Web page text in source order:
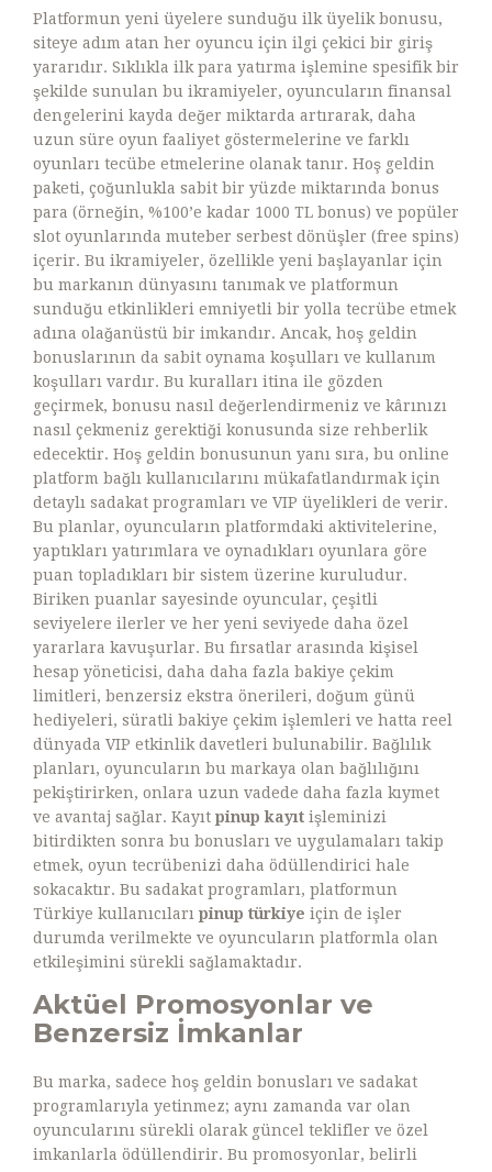
Platformun yeni üyelere sunduğu ilk üyelik bonusu,
siteye adım atan her oyuncu için ilgi çekici bir giriş
yararıdır. Sıklıkla ilk para yatırma işlemine spesifik bir
şekilde sunulan bu ikramiyeler, oyuncuların finansal
dengelerini kayda değer miktarda artırarak, daha
uzun süre oyun faaliyet göstermelerine ve farklı
oyunları tecübe etmelerine olanak tanır. Hoş geldin
paketi, çoğunlukla sabit bir yüzde miktarında bonus
para (örneğin, %100’e kadar 1000 TL bonus) ve popüler
slot oyunlarında muteber serbest dönüşler (free spins)
içerir. Bu ikramiyeler, özellikle yeni başlayanlar için
bu markanın dünyasını tanımak ve platformun
sunduğu etkinlikleri emniyetli bir yolla tecrübe etmek
adına olağanüstü bir imkandır. Ancak, hoş geldin
bonuslarının da sabit oynama koşulları ve kullanım
koşulları vardır. Bu kuralları itina ile gözden
geçirmek, bonusu nasıl değerlendirmeniz ve kârınızı
nasıl çekmeniz gerektiği konusunda size rehberlik
edecektir. Hoş geldin bonusunun yanı sıra, bu online
platform bağlı kullanıcılarını mükafatlandırmak için
detaylı sadakat programları ve VIP üyelikleri de verir.
Bu planlar, oyuncuların platformdaki aktivitelerine,
yaptıkları yatırımlara ve oynadıkları oyunlara göre
puan topladıkları bir sistem üzerine kuruludur.
Biriken puanlar sayesinde oyuncular, çeşitli
seviyelere ilerler ve her yeni seviyede daha özel
yararlara kavuşurlar. Bu fırsatlar arasında kişisel
hesap yöneticisi, daha daha fazla bakiye çekim
limitleri, benzersiz ekstra önerileri, doğum günü
hediyeleri, süratli bakiye çekim işlemleri ve hatta reel
dünyada VIP etkinlik davetleri bulunabilir. Bağlılık
planları, oyuncuların bu markaya olan bağlılığını
pekiştirirken, onlara uzun vadede daha fazla kıymet
ve avantaj sağlar. Kayıt pinup kayıt işleminizi
bitirdikten sonra bu bonusları ve uygulamaları takip
etmek, oyun tecrübenizi daha ödüllendirici hale
sokacaktır. Bu sadakat programları, platformun
Türkiye kullanıcıları pinup türkiye için de işler
durumda verilmekte ve oyuncuların platformla olan
etkileşimini sürekli sağlamaktadır.
Aktüel Promosyonlar ve
Benzersiz İmkanlar
Bu marka, sadece hoş geldin bonusları ve sadakat
programlarıyla yetinmez; aynı zamanda var olan
oyuncularını sürekli olarak güncel teklifler ve özel
imkanlarla ödüllendirir. Bu promosyonlar, belirli